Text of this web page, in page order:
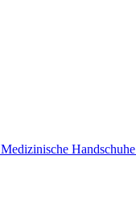
Medizinische Handschuhe